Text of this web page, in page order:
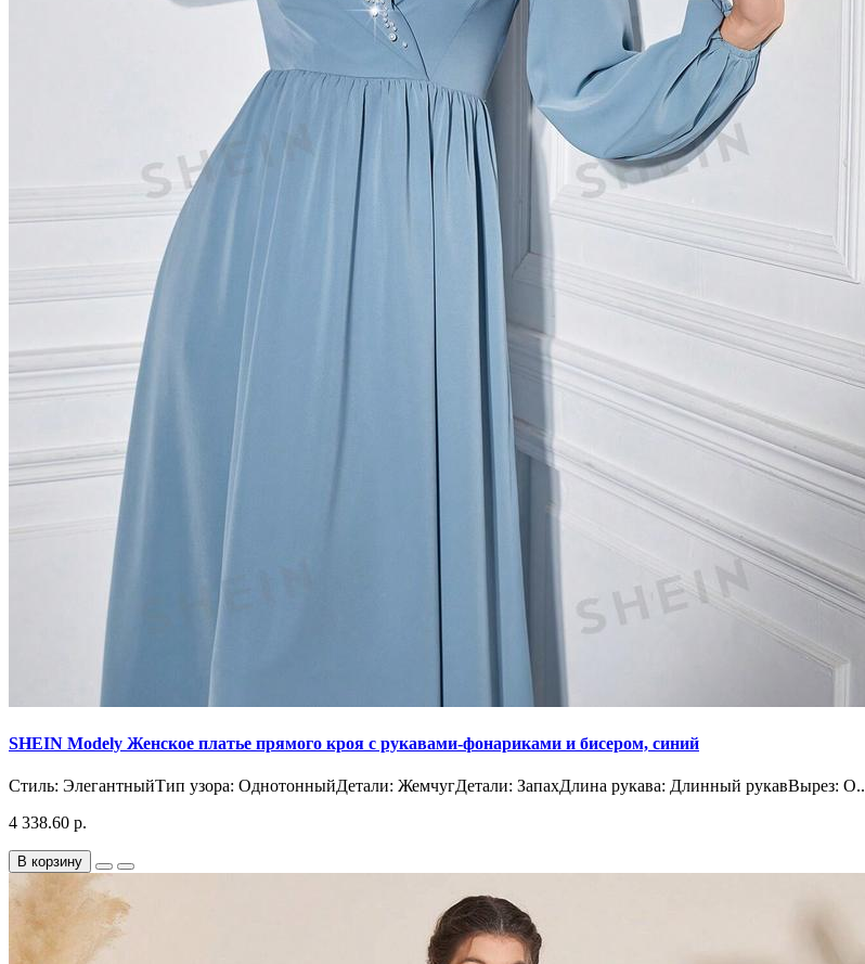
SHEIN Modely Женское платье прямого кроя с рукавами-фонариками и бисером, синий
Стиль: ЭлегантныйТип узора: ОднотонныйДетали: ЖемчугДетали: ЗапахДлина рукава: Длинный рукавВырез: О..
4 338.60 р.
В корзину